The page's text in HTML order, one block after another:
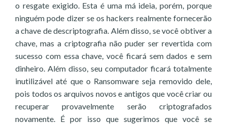
o resgate exigido. Esta é uma má ideia, porém, porque
ninguém pode dizer se os hackers realmente fornecerão
a chave de descriptografia. Além disso, se você obtiver a
chave, mas a criptografia não puder ser revertida com
sucesso com essa chave, você ficará sem dados e sem
dinheiro. Além disso, seu computador ficará totalmente
inutilizável até que o Ransomware seja removido dele,
pois todos os arquivos novos e antigos que você criar ou
recuperar provavelmente serão criptografados
novamente. É por isso que sugerimos que você se